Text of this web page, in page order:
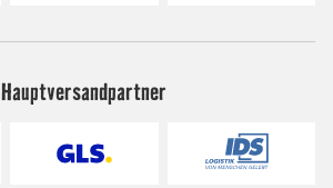
Hauptversandpartner